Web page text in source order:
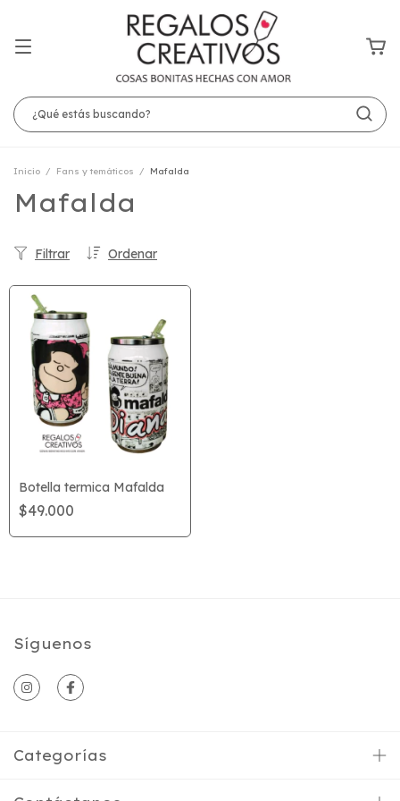
Inicio / Fans y temáticos / Mafalda
Mafalda
Ordenar
Filtrar
Botella termica Mafalda
$49.000
Síguenos
Categorías